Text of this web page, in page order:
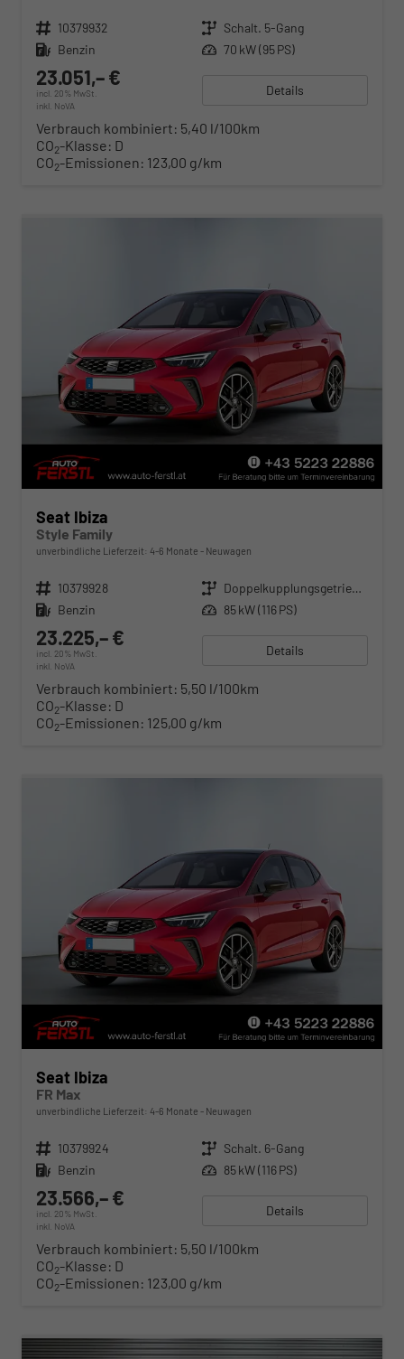
Fahrzeugnr. 10379932 Getriebe Schalt. 5-Gang
Kraftstoff Benzin Leistung 70 kW (95 PS)
23.051,– €
incl. 20% MwSt.
inkl. NoVA
Details
Verbrauch kombiniert: 5,40 l/100km
CO2-Klasse: D
CO2-Emissionen: 123,00 g/km
Seat Ibiza
Style Family
unverbindliche Lieferzeit: 4-6 Monate Neuwagen
Fahrzeugnr. 10379928 Getriebe
Doppelkupplungsgetriebe (DSG)
Kraftstoff Benzin Leistung 85 kW (116 PS)
23.225,– €
incl. 20% MwSt.
inkl. NoVA
Details
Verbrauch kombiniert: 5,50 l/100km
CO2-Klasse: D
CO2-Emissionen: 125,00 g/km
Seat Ibiza
FR Max
unverbindliche Lieferzeit: 4-6 Monate Neuwagen
Fahrzeugnr. 10379924 Getriebe Schalt. 6-Gang
Kraftstoff Benzin Leistung 85 kW (116 PS)
23.566,– €
incl. 20% MwSt.
inkl. NoVA
Details
Verbrauch kombiniert: 5,50 l/100km
CO2-Klasse: D
CO2-Emissionen: 123,00 g/km